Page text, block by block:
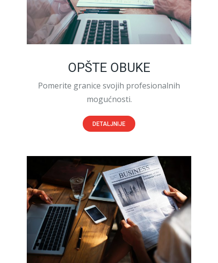
OPŠTE OBUKE
Pomerite granice svojih profesionalnih
mogućnosti.
DETALJNIJE